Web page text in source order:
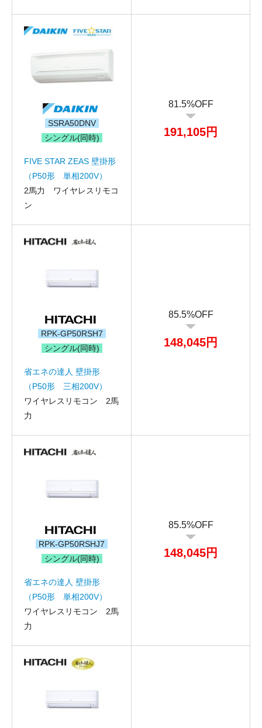
SSRA50DNV
シングル(同時)
FIVE STAR ZEAS 壁掛形
（P50形 単相200V）
2馬力 ワイヤレスリモコ
ン
81.5%OFF
191,105円
RPK-GP50RSH7
シングル(同時)
省エネの達人 壁掛形
（P50形 三相200V）
ワイヤレスリモコン 2馬
力
85.5%OFF
148,045円
RPK-GP50RSHJ7
シングル(同時)
省エネの達人 壁掛形
（P50形 単相200V）
ワイヤレスリモコン 2馬
力
85.5%OFF
148,045円